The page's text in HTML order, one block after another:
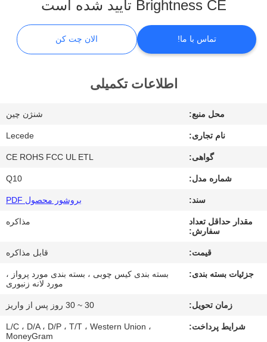
تور
بگیرید
موارد
Brightness CE تایید شده است
تماس با ما! الان چت کن
اطلاعات تکمیلی
محل منبع: شنژن چین
نام تجاری: Lecede
گواهی: CE ROHS FCC UL ETL
شماره مدل: Q10
سند: بروشور محصول PDF
مقدار حداقل تعداد
سفارش:
مذاکره
قیمت: قابل مذاکره
جزئیات بسته بندی:
بسته بندی کیس چوبی ، بسته بندی مورد پرواز ،
مورد لانه زنبوری
زمان تحویل: 30 ~ 30 روز پس از واریز
شرایط پرداخت:
L/C ، D/A ، D/P ، T/T ، Western Union ،
MoneyGram